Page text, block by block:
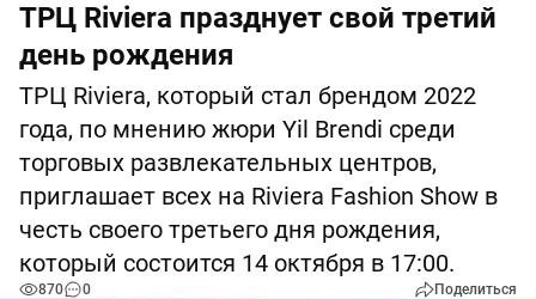
ТРЦ Riviera празднует свой третий
день рождения
ТРЦ Riviera, который стал брендом 2022
года, по мнению жюри Yil Brendi среди
торговых развлекательных центров,
приглашает всех на Riviera Fashion Show в
честь своего третьего дня рождения,
который состоится 14 октября в 17:00.
870 0 Поделиться